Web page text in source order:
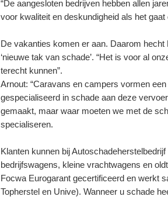
“De aangesloten bedrijven hebben allen
voor kwaliteit en deskundigheid als het
De vakanties komen er aan. Daarom
‘nieuwe tak van schade’. “Het is voor al
terecht kunnen”.
Arnout: “Caravans en campers vormen
gespecialiseerd in schade aan deze
gemaakt, maar waar moeten we met de
specialiseren.
Klanten kunnen bij
bedrijfswagens, kleine vrachtwagens en
Focwa Eurogarant gecertificeerd en werkt
Topherstel en Unive). Wanneer u schade